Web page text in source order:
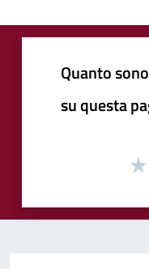
Quanto
su questa